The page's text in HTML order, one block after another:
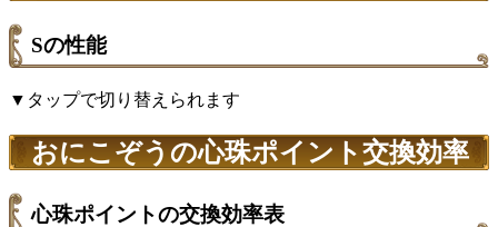
Sの性能
▼タップで切り替えられます
おにこぞうの心珠ポイント交換効率
心珠ポイントの交換効率表